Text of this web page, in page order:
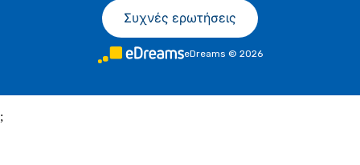
Συχνές ερωτήσεις
eDreams © 2026
;